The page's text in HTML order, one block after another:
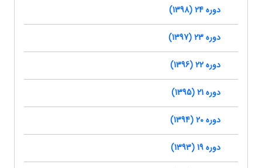
دوره 24 (1398)
دوره 23 (1397)
دوره 22 (1396)
دوره 21 (1395)
دوره 20 (1394)
دوره 19 (1393)